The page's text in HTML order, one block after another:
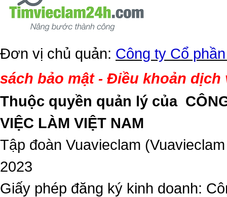
Đơn vị chủ quản: Công ty Cổ
sách bảo mật- Điều khoản dịch
Thuộc quyền quản lý của
VIỆC LÀM VIỆT NAM
Tập đoàn Vuavieclam
2023
Giấy phép đăng ký kinh doanh: